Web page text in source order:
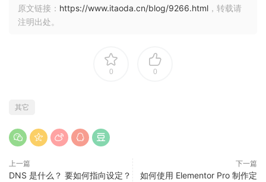
原文链接： https://www.itaoda.cn/blog/9266.html ，转载请
注明出处。
0 0
其它
上一篇
DNS 是什么？ 要如何指向设定？
下一篇
如何使用 Elementor Pro 制作定